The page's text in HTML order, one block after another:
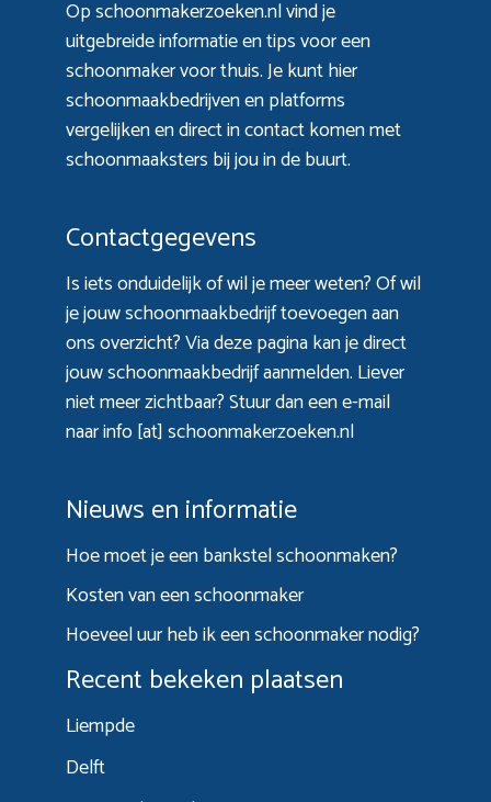
Op schoonmakerzoeken.nl vind je
uitgebreide informatie en tips voor een
schoonmaker voor thuis. Je kunt hier
schoonmaakbedrijven en platforms
vergelijken en direct in contact komen met
schoonmaaksters bij jou in de buurt.
Contactgegevens
Is iets onduidelijk of wil je meer weten? Of wil
je jouw schoonmaakbedrijf toevoegen aan
ons overzicht? Viadeze paginakan je direct
jouw schoonmaakbedrijf aanmelden. Liever
niet meer zichtbaar? Stuur dan een e-mail
naar info [at] schoonmakerzoeken.nl
Nieuws en informatie
Hoe moet je een bankstel schoonmaken?
Kosten van een schoonmaker
Hoeveel uur heb ik een schoonmaker nodig?
Recent bekeken plaatsen
Liempde
Delft